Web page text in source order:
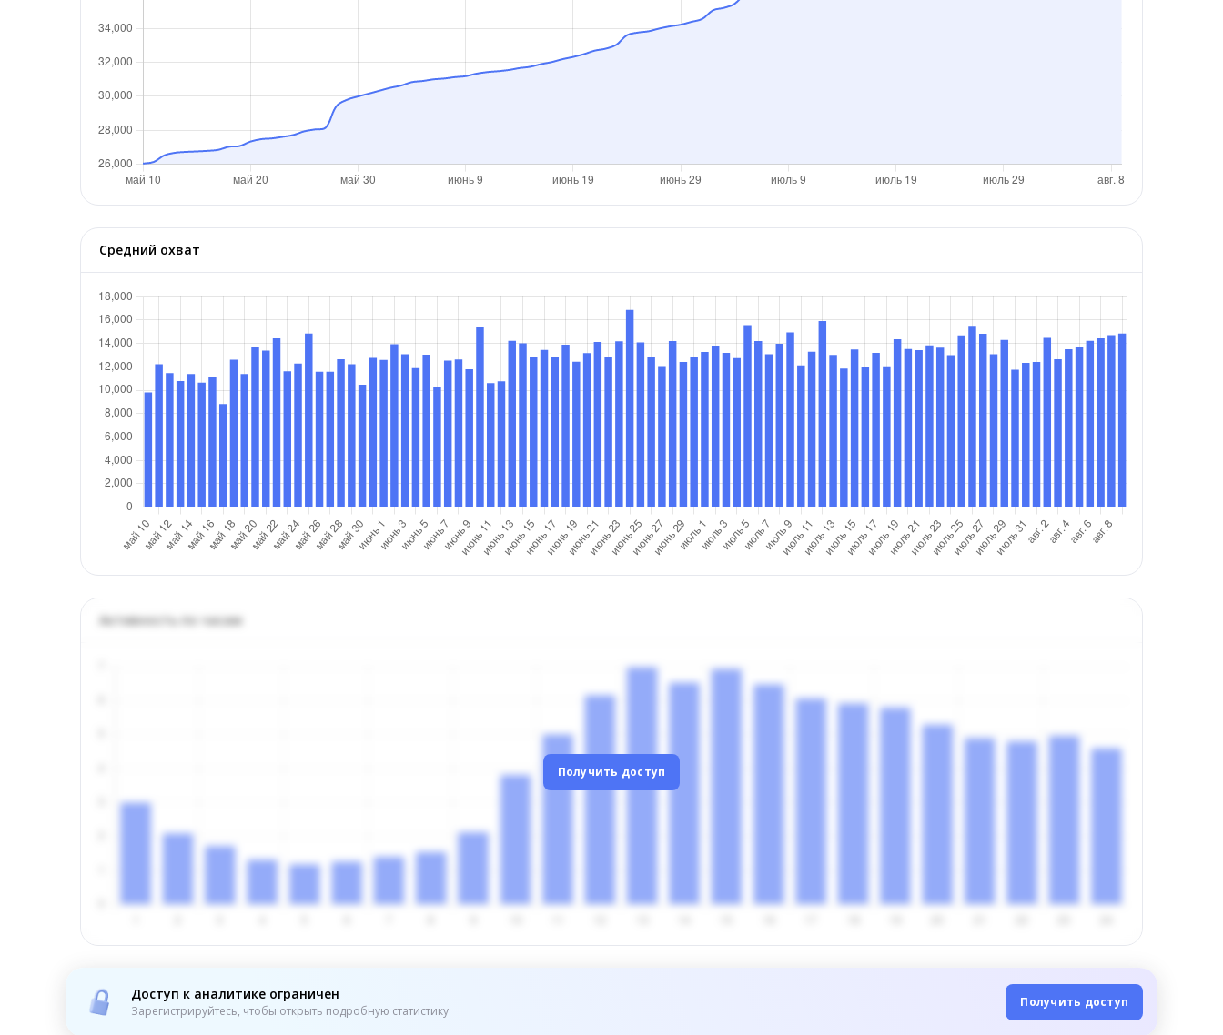
Средний охват
Активность по часам
Получить доступ
Доступ к аналитике ограничен
Зарегистрируйтесь, чтобы открыть подробную статистику
Получить доступ